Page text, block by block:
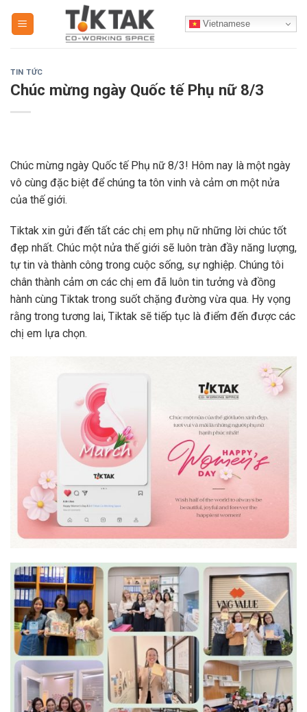
Vietnamese
TIN TỨC
Chúc mừng ngày Quốc tế Phụ nữ 8/3
Chúc mừng ngày Quốc tế Phụ nữ 8/3! Hôm nay là một ngày
vô cùng đặc biệt để chúng ta tôn vinh và cảm ơn một nửa
của thế giới.
Tiktak xin gửi đến tất các chị em phụ nữ những lời chúc tốt
đẹp nhất. Chúc một nửa thế giới sẽ luôn tràn đầy năng lượng,
tự tin và thành công trong cuộc sống, sự nghiệp. Chúng tôi
chân thành cảm ơn các chị em đã luôn tin tưởng và đồng
hành cùng Tiktak trong suốt chặng đường vừa qua. Hy vọng
rằng trong tương lai, Tiktak sẽ tiếp tục là điểm đến được các
chị em lựa chọn.